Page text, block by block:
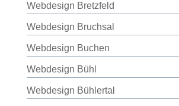
Webdesign Bretzfeld
Webdesign Bruchsal
Webdesign Buchen
Webdesign Bühl
Webdesign Bühlertal